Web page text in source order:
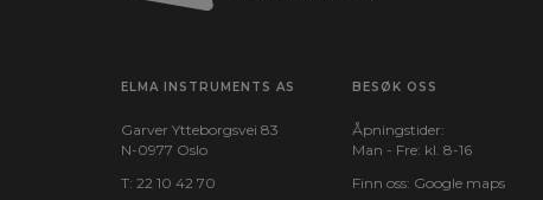
ELMA INSTRUMENTS AS
Garver Ytteborgsvei 83
N-0977 Oslo
T: 22 10 42 70
BESØK OSS
Åpningstider:
Man - Fre: kl. 8-16
Finn oss: Google maps